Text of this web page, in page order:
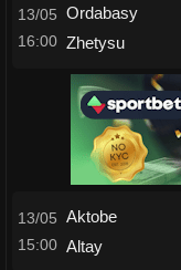
13/05
16:00
Ordabasy
Zhetysu
13/05
15:00
Aktobe
Altay